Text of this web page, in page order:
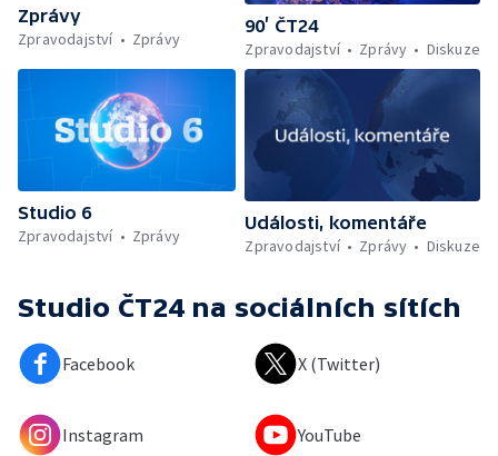
Zprávy
Zpravodajství
Zprávy
90’ ČT24
Zpravodajství
Zprávy Diskuze
Studio 6
Zpravodajství
Zprávy
Události, komentáře
Zpravodajství
Zprávy Diskuze
Studio ČT24 na sociálních sítích
Facebook X (Twitter)
Instagram YouTube